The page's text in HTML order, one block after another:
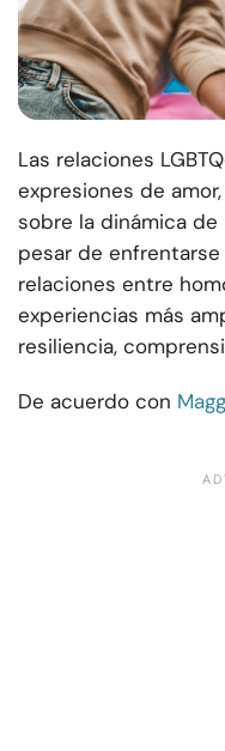
Las relaciones
expresiones de
sobre la dinámica de
pesar de
relaciones entre
experiencias más
resiliencia,
De acuerdo con